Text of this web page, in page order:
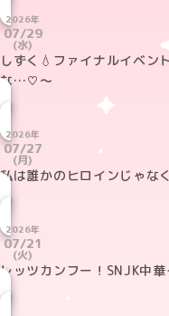
2026年
07/29
(水)
しずく‪💧‬ファイナルイベント〜気付いたら君色に染まってるよう
な…♡〜
2026年
07/27
(月)
私は誰かのヒロインじゃ
2026年
07/21
(火)
レッツカンフー！SNJK中